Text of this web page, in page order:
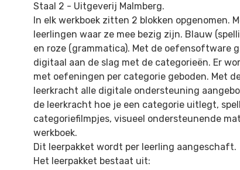
Staal 2 - Uitgeverij Malmberg.
In elk werkboek zitten 2 blokken opgenomen.
leerlingen waar ze mee bezig zijn. Blauw
en roze (grammatica). Met de oefensoftware
digitaal aan de slag met de categorieën. Er
met oefeningen per categorie geboden. Met
leerkracht alle digitale ondersteuning
de leerkracht hoe je een categorie uitlegt,
categoriefilmpjes, visueel ondersteunende
werkboek.
Dit leerpakket wordt per leerling aangeschaft.
Het leerpakket bestaat uit: